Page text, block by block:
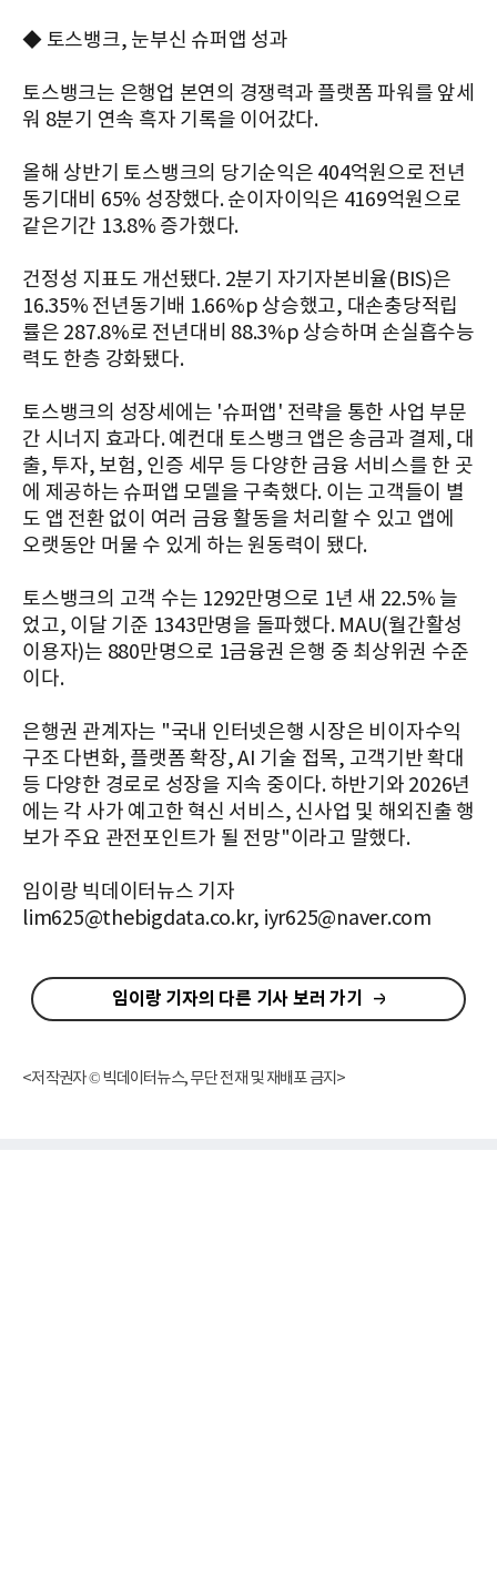
◆ 토스뱅크, 눈부신 슈퍼앱 성과
토스뱅크는 은행업 본연의 경쟁력과 플랫폼 파워를 앞세
워 8분기 연속 흑자 기록을 이어갔다.
올해 상반기 토스뱅크의 당기순익은 404억원으로 전년
동기대비 65% 성장했다. 순이자이익은 4169억원으로
같은기간 13.8% 증가했다.
건정성 지표도 개선됐다. 2분기 자기자본비율(BIS)은
16.35% 전년동기배 1.66%p 상승했고, 대손충당적립
률은 287.8%로 전년대비 88.3%p 상승하며 손실흡수능
력도 한층 강화됐다.
토스뱅크의 성장세에는 '슈퍼앱' 전략을 통한 사업 부문
간 시너지 효과다. 예컨대 토스뱅크 앱은 송금과 결제, 대
출, 투자, 보험, 인증 세무 등 다양한 금융 서비스를 한 곳
에 제공하는 슈퍼앱 모델을 구축했다. 이는 고객들이 별
도 앱 전환 없이 여러 금융 활동을 처리할 수 있고 앱에
오랫동안 머물 수 있게 하는 원동력이 됐다.
토스뱅크의 고객 수는 1292만명으로 1년 새 22.5% 늘
었고, 이달 기준 1343만명을 돌파했다. MAU(월간활성
이용자)는 880만명으로 1금융권 은행 중 최상위권 수준
이다.
은행권 관계자는 "국내 인터넷은행 시장은 비이자수익
구조 다변화, 플랫폼 확장, AI 기술 접목, 고객기반 확대
등 다양한 경로로 성장을 지속 중이다. 하반기와 2026년
에는 각 사가 예고한 혁신 서비스, 신사업 및 해외진출 행
보가 주요 관전포인트가 될 전망"이라고 말했다.
임이랑 빅데이터뉴스 기자
lim625@thebigdata.co.kr, iyr625@naver.com
임이랑 기자의 다른 기사 보러 가기
<저작권자 © 빅데이터뉴스, 무단 전재 및 재배포 금지>